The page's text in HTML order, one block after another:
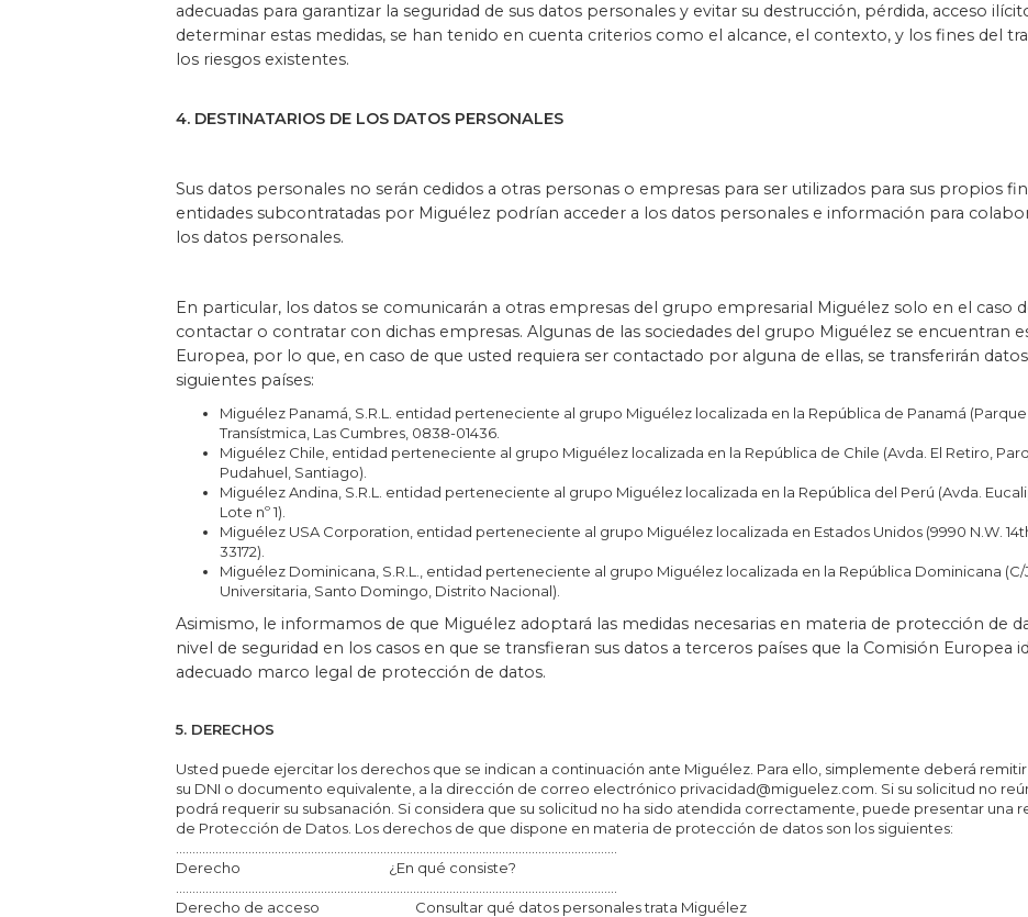
adecuadas para garantizar la seguridad de sus datos personales y evitar su destrucción, pérdida, acceso
determinar estas medidas, se han tenido en cuenta criterios como el alcance, el contexto, y los fines del
los riesgos existentes.
4. DESTINATARIOS DE LOS DATOS PERSONALES
Sus datos personales no serán cedidos a otras personas o empresas para ser utilizados para sus propios
entidades subcontratadas por Miguélez podrían acceder a los datos personales e información para
los datos personales.
En particular, los datos se comunicarán a otras empresas del grupo empresarial Miguélez solo en el caso
contactar o contratar con dichas empresas. Algunas de las sociedades del grupo Miguélez se encuentran
Europea, por lo que, en caso de que usted requiera ser contactado por alguna de ellas, se transferirán
siguientes países:
Miguélez Panamá, S.R.L. entidad perteneciente al grupo Miguélez localizada en la República de Panamá (Parque
Transístmica, Las Cumbres, 0838-01436.
Miguélez Chile, entidad perteneciente al grupo Miguélez localizada en la República de Chile (Avda. El Retiro,
Pudahuel, Santiago).
Miguélez Andina, S.R.L. entidad perteneciente al grupo Miguélez localizada en la República del Perú (Avda.
Lote nº 1).
Miguélez USA Corporation, entidad perteneciente al grupo Miguélez localizada en Estados Unidos (9990 N.W. 14th
33172).
Miguélez Dominicana, S.R.L., entidad perteneciente al grupo Miguélez localizada en la República Dominicana (C/
Universitaria, Santo Domingo, Distrito Nacional).
Asimismo, le informamos de que Miguélez adoptará las medidas necesarias en materia de protección de
nivel de seguridad en los casos en que se transfieran sus datos a terceros países que la Comisión
adecuado marco legal de protección de datos.
5. DERECHOS
Usted puede ejercitar los derechos que se indican a continuación ante Miguélez. Para ello, simplemente deberá
su DNI o documento equivalente, a la dirección de correo electrónico privacidad@miguelez.com. Si su solicitud no
podrá requerir su subsanación. Si considera que su solicitud no ha sido atendida correctamente, puede presentar una
de Protección de Datos. Los derechos de que dispone en materia de protección de datos son los siguientes:
Derecho ¿En qué consiste?
Derecho de acceso Consultar qué datos personales trata Miguélez